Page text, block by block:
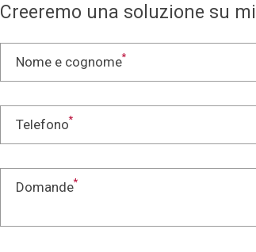
Creeremo una soluzione su
Nome e cognome*
Telefono*
Domande*